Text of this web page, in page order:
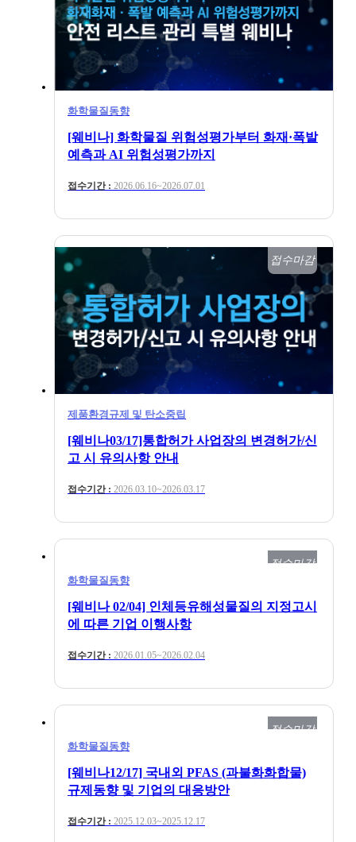
화학물질동향
[웨비나] 화학물질 위험성평가부터 화재·폭발
예측과 AI 위험성평가까지
접수기간 : 2026.06.16~2026.07.01
접수마감
제품환경규제 및 탄소중립
[웨비나03/17]통합허가 사업장의 변경허가/신
고 시 유의사항 안내
접수기간 : 2026.03.10~2026.03.17
접수마감
화학물질동향
[웨비나 02/04] 인체등유해성물질의 지정고시
에 따른 기업 이행사항
접수기간 : 2026.01.05~2026.02.04
접수마감
화학물질동향
[웨비나12/17] 국내외 PFAS (과불화화합물)
규제동향 및 기업의 대응방안
접수기간 : 2025.12.03~2025.12.17